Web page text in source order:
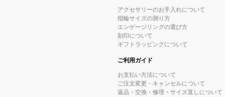
アクセサリーのお手入れについて
指輪サイズの測り方
エンゲージリングの選び方
刻印について
ギフトラッピングについて
ご利用ガイド
お支払い方法について
ご注文変更・キャンセルについて
返品・交換・修理・サイズ直しについて